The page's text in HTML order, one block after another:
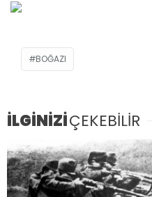
BOĞAZI
İLGİNİZİÇEKEBİLİR